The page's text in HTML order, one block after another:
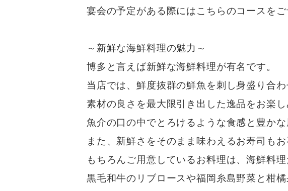
宴会の予定がある際にはこちらのコースをご
～新鮮な海鮮料理の魅力～
博多と言えば新鮮な海鮮料理が有名です。
当店では、鮮度抜群の鮮魚を刺し身盛り合わ
素材の良さを最大限引き出した逸品をお楽し
魚介の口の中でとろけるような食感と豊か
また、新鮮さをそのまま味わえるお寿司も
もちろんご用意しているお料理は、海鮮料理
黒毛和牛のリブロースや福岡糸島野菜と柑橘